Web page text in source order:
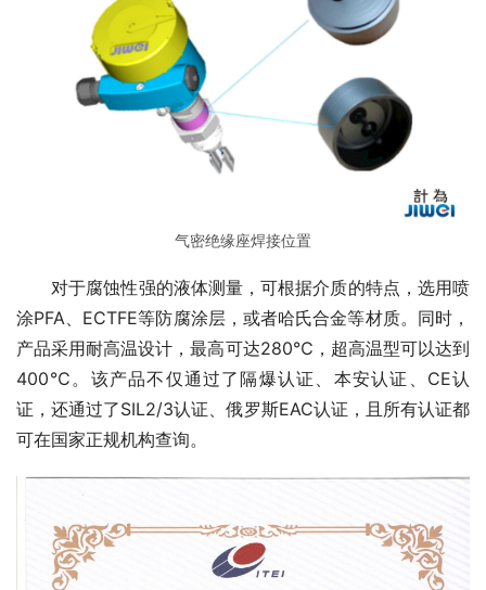
气密绝缘座焊接位置
对于腐蚀性强的液体测量，可根据介质的特点，选用喷
涂PFA、ECTFE等防腐涂层，或者哈氏合金等材质。同时，
产品采用耐高温设计，最高可达280℃，超高温型可以达到
400℃。该产品不仅通过了隔爆认证、本安认证、CE认
证，还通过了SIL2/3认证、俄罗斯EAC认证，且所有认证都
可在国家正规机构查询。